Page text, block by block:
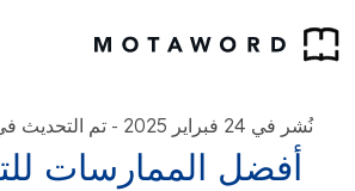
نُشر في 24 فبراير 2025 - تم التحديث في 27 مايو
أفضل الممارسات